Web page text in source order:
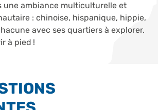
une ambiance multiculturelle et
: chinoise, hispanique, hippie,
avec ses quartiers à explorer.
à pied !